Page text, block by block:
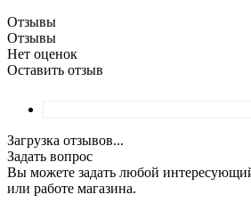
Отзывы
Отзывы
Нет оценок
Оставить отзыв
Загрузка отзывов...
Задать вопрос
Вы можете задать любой
или работе магазина.